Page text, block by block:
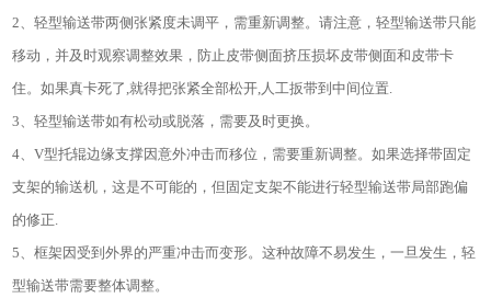
2、轻型输送带两侧张紧度未调平，需重新调整。请注意，轻型输送带只能
移动，并及时观察调整效果，防止皮带侧面挤压损坏皮带侧面和皮带卡
住。如果真卡死了 ,就得把张紧全部松开,人工扳带到中间位置.
3、轻型输送带如有松动或脱落，需要及时更换。
4、V型托辊边缘支撑因意外冲击而移位，需要重新调整。如果选择带固定
支架的输送机，这是不可能的，但固定支架不能进行轻型输送带局部跑偏
的修正.
5、框架因受到外界的严重冲击而变形。这种故障不易发生，一旦发生，轻
型输送带需要整体调整。